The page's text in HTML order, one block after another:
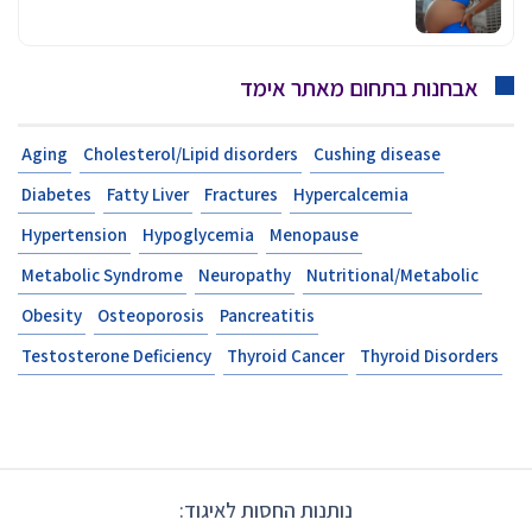
אבחנות בתחום מאתר אימד
Aging Cholesterol/Lipid disorders
Cushing disease
Diabetes
Fatty Liver Fractures
Hypercalcemia
Hypertension
Hypoglycemia
Menopause
Metabolic Syndrome
Neuropathy
Nutritional/Metabolic
Obesity
Osteoporosis
Pancreatitis
Testosterone Deficiency
Thyroid Cancer Thyroid Disorders
נותנות החסות לאיגוד: